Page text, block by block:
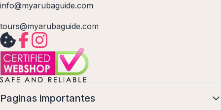
info@myarubaguide.com
tours@myarubaguide.com
Paginas importantes